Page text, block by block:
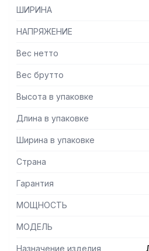
— Электронный контроль
— Механизм подъема-опускания
— Цвет: светлый дуб
— Хладагент: R290
ШИРИНА
НАПРЯЖЕНИЕ
Вес нетто
Вес брутто
Высота в упаковке
Длина в упаковке
Ширина в упаковке
Страна
Гарантия
МОЩНОСТЬ
МОДЕЛЬ
Назначение изделия